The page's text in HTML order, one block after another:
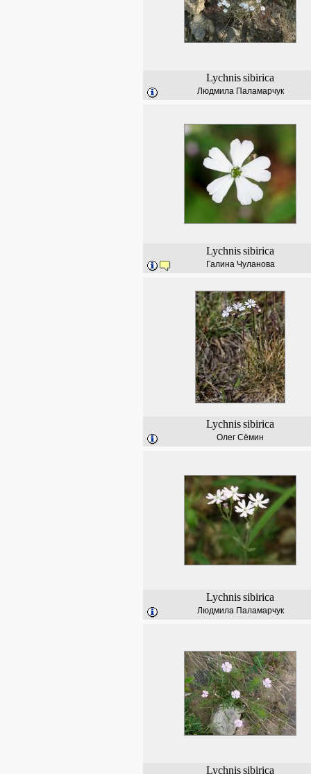
Lychnissibirica
Людмила Паламарчук
Lychnissibirica
Галина Чуланова
Lychnissibirica
Олег Сёмин
Lychnissibirica
Людмила Паламарчук
Lychnissibirica